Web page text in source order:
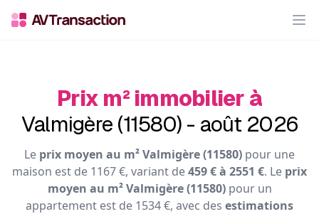
Prix m² immobilier à
Valmigère (11580) - août 2026
Le prix moyen au m² Valmigère (11580) pour une
maison est de 1167 €, variant de459 € à 2551 €. Le prix
moyen au m² Valmigère (11580)pour un
appartement est de 1534 €, avec des estimations